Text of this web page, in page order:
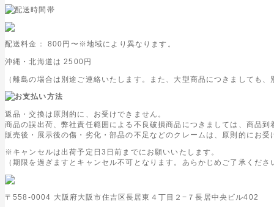
配送料金： 800円 〜※地域により異なります。
沖縄・北海道は 2500円
（離島の場合は別途ご連絡いたします。また、大型商品につきましても
返品・交換は原則的に、お受けできません。
商品の誤出荷、弊社責任範囲による不良破損商品につきましては、商品
販売後・展示後の傷・劣化・部品の不足などのクレームは、原則的にお受
※キャンセルは出荷予定日3日前までにお願いいたします。
（期限を過ぎますとキャンセル不可となります。あらかじめご了承くださ
〒558-0004 大阪府大阪市住吉区長居東４丁目２−７長居中央ビル402